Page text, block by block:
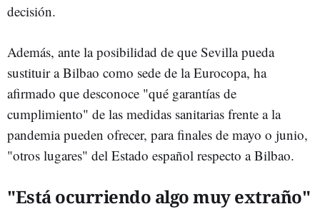
decisión.
Además, ante la posibilidad de que Sevilla pueda
sustituir a Bilbao como sede de la Eurocopa, ha
afirmado que desconoce "qué garantías de
cumplimiento" de las medidas sanitarias frente a la
pandemia pueden ofrecer, para finales de mayo o junio,
"otros lugares" del Estado español respecto a Bilbao.
"Está ocurriendo algo muy extraño"